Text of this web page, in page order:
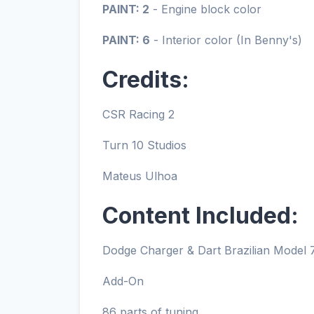
PAINT: 2 - Engine block color
PAINT: 6 - Interior color (In Benny's)
Credits:
CSR Racing 2
Turn 10 Studios
Mateus Ulhoa
Content Included:
Dodge Charger & Dart Brazilian Model
Add-On